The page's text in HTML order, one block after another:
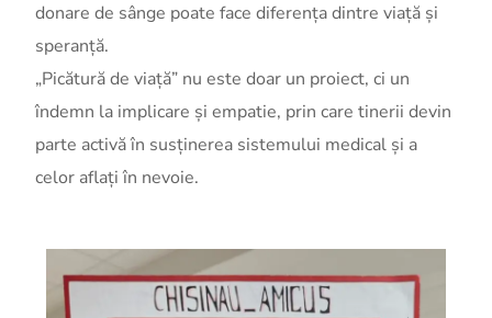
donare de sânge poate face diferența dintre viață și
speranță.
„Picătură de viață” nu este doar un proiect, ci un
îndemn la implicare și empatie, prin care tinerii devin
parte activă în susținerea sistemului medical și a
celor aflați în nevoie.